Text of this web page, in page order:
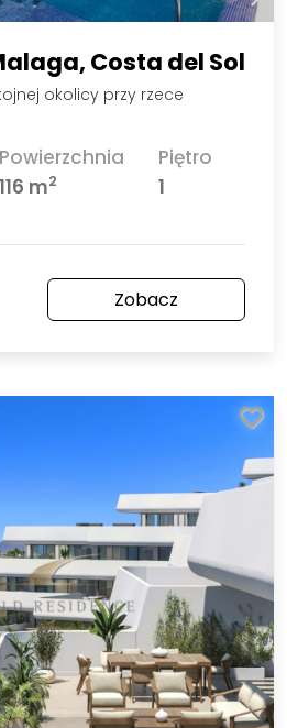
Costa del Sol
okolicy przy rzece
Powierzchnia
116 m2
Piętro
1
Zobacz